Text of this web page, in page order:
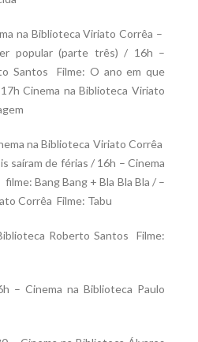
na Biblioteca Viriato Corrêa –
popular (parte três) / 16h –
Santos  Filme: O ano em que
Cinema na Biblioteca Viriato
na Biblioteca Viriato Corrêa 
saíram de férias / 16h – Cinema
Bang Bang + Bla Bla Bla / –
Corrêa  Filme: Tabu
Roberto Santos  Filme:
– Cinema na Biblioteca Paulo